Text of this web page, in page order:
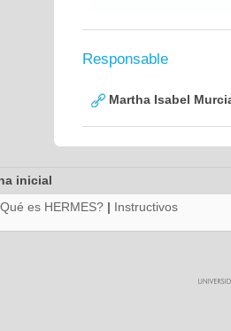
Responsable
Martha Isabel
inicial
es HERMES? | Instructivos